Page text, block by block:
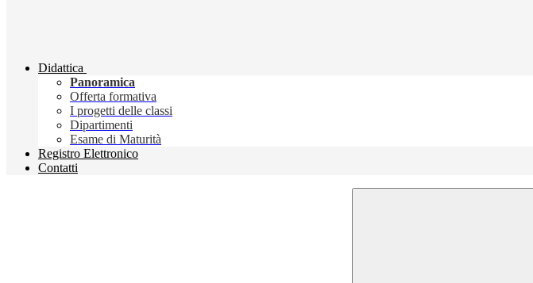
Didattica
Panoramica
Offerta formativa
I progetti delle classi
Dipartimenti
Esame di Maturità
Registro Elettronico
Contatti